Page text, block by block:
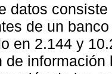
datos
de un
en 2.144 y
de